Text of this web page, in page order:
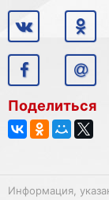
Поделиться
Информация,